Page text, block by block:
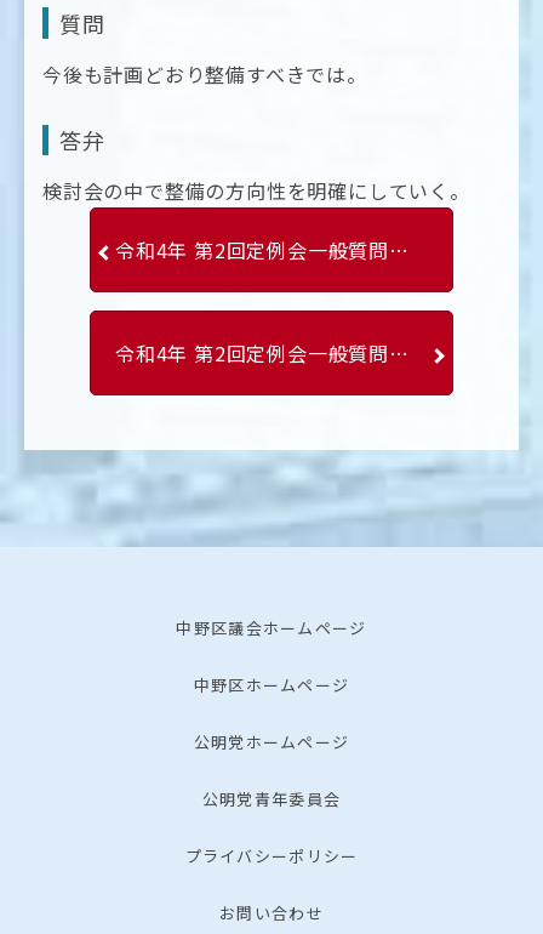
質問
今後も計画どおり整備すべきでは。
答弁
検討会の中で整備の方向性を明確にしていく。
令和4年 第2回定例会一般質問 平山英明
令和4年 第2回定例会一般質問 木村広一
中野区議会ホームページ
中野区ホームページ
公明党ホームページ
公明党青年委員会
プライバシーポリシー
お問い合わせ